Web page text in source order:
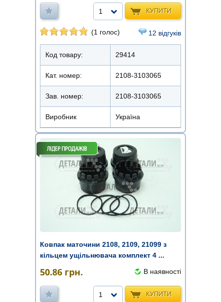
КУПИТИ
1
(1 голос) 12 відгуків
Код товару: 29414
Кат. номер: 2108-3103065
Зав. номер: 2108-3103065
Виробник Україна
Ковпак маточини 2108, 2109, 21099 з
кільцем ущільнювача комплект 4 ...
50.86 грн. В наявності
КУПИТИ
1